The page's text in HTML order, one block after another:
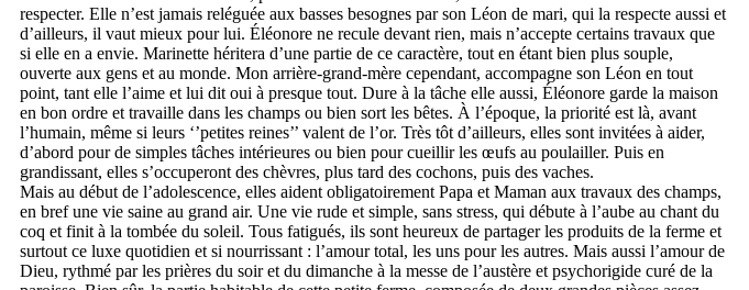
respecter. Elle n’est jamais reléguée aux basses besognes par son Léon de mari, qui la respecte aussi et
d’ailleurs, il vaut mieux pour lui. Éléonore ne recule devant rien, mais n’accepte certains travaux que
si elle en a envie. Marinette héritera d’une partie de ce caractère, tout en étant bien plus souple,
ouverte aux gens et au monde. Mon arrière-grand-mère cependant, accompagne son Léon en tout
point, tant elle l’aime et lui dit oui à presque tout. Dure à la tâche elle aussi, Éléonore garde la maison
en bon ordre et travaille dans les champs ou bien sort les bêtes. À l’époque, la priorité est là, avant
l’humain, même si leurs ‘’petites reines’’ valent de l’or. Très tôt d’ailleurs, elles sont invitées à aider,
d’abord pour de simples tâches intérieures ou bien pour cueillir les œufs au poulailler. Puis en
grandissant, elles s’occuperont des chèvres, plus tard des cochons, puis des vaches.
Mais au début de l’adolescence, elles aident obligatoirement Papa et Maman aux travaux des champs,
en bref une vie saine au grand air. Une vie rude et simple, sans stress, qui débute à l’aube au chant du
coq et finit à la tombée du soleil. Tous fatigués, ils sont heureux de partager les produits de la ferme et
surtout ce luxe quotidien et si nourrissant : l’amour total, les uns pour les autres. Mais aussi l’amour de
Dieu, rythmé par les prières du soir et du dimanche à la messe de l’austère et psychorigide curé de la